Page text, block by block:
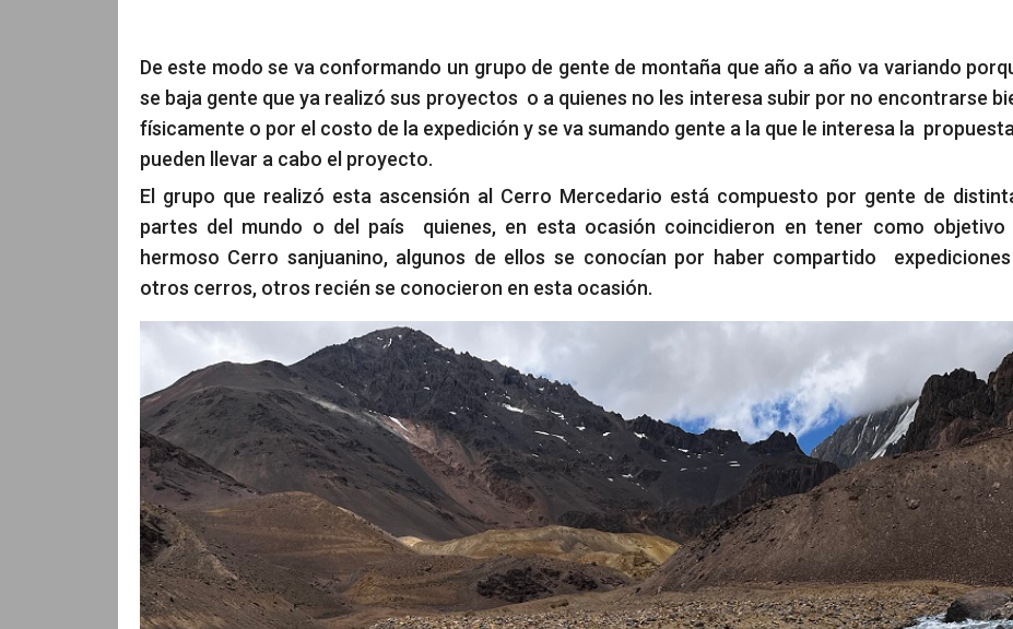
De este modo se va conformando un grupo de gente de montaña que año a año va variando
se baja gente que ya realizó sus proyectos o a quienes no les interesa subir por no encontrarse
físicamente o por el costo de la expedición y se va sumando gente a la que le interesa la
pueden llevar a cabo el proyecto.
El grupo que realizó esta ascensión al Cerro Mercedario está compuesto por gente de
partes del mundo o del país quienes, en esta ocasión coincidieron en tener como objetivo
hermoso Cerro sanjuanino, algunos de ellos se conocían por haber compartido
otros cerros, otros recién se conocieron en esta ocasión.